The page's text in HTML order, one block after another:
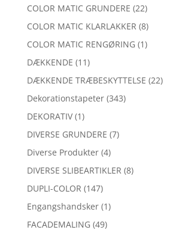
COLOR MATIC GRUNDERE (22)
COLOR MATIC KLARLAKKER (8)
COLOR MATIC RENGØRING (1)
DÆKKENDE (11)
DÆKKENDE TRÆBESKYTTELSE (22)
Dekorationstapeter (343)
DEKORATIV (1)
DIVERSE GRUNDERE (7)
Diverse Produkter (4)
DIVERSE SLIBEARTIKLER (8)
DUPLI-COLOR (147)
Engangshandsker (1)
FACADEMALING (49)